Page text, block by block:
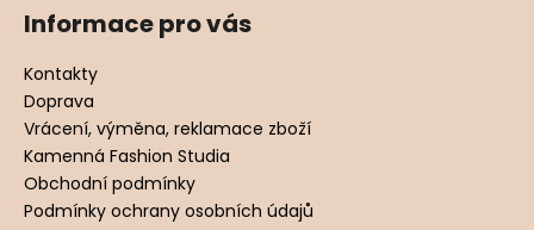
Informace pro vás
Kontakty
Doprava
Vrácení, výměna, reklamace zboží
Kamenná Fashion Studia
Obchodní podmínky
Podmínky ochrany osobních údajů